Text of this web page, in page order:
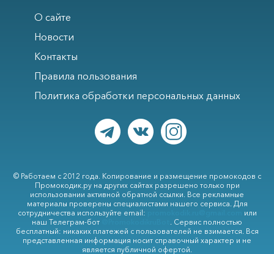
О сайте
Новости
Контакты
Правила пользования
Политика обработки персональных данных
© Работаем с 2012 года. Копирование и размещение промокодов с
Промокодик.ру на других сайтах разрешено только при
использовании активной обратной ссылки. Все рекламные
материалы проверены специалистами нашего сервиса. Для
сотрудничества используйте email:
или
наш Телеграм-бот
. Сервис полностью
бесплатный: никаких платежей с пользователей не взимается. Вся
представленная информация носит справочный характер и не
является публичной офертой.